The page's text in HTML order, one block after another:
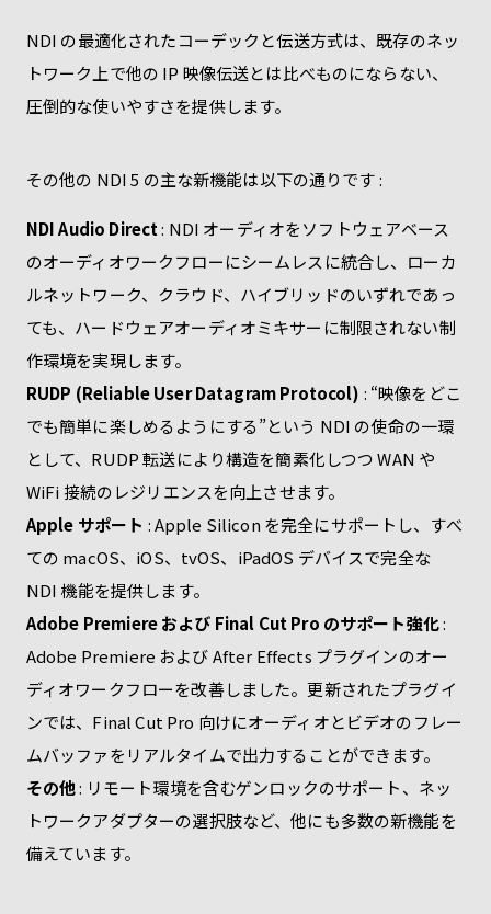
NDI の最適化されたコーデックと伝送方式は、既存のネッ
トワーク上で他の IP 映像伝送とは比べものにならない、
圧倒的な使いやすさを提供します。
その他の NDI 5 の主な新機能は以下の通りです :
NDI Audio Direct: NDI オーディオをソフトウェアベース
のオーディオワークフローにシームレスに統合し、ローカ
ルネットワーク、クラウド、ハイブリッドのいずれであっ
ても、ハードウェアオーディオミキサーに制限されない制
作環境を実現します。
RUDP (Reliable User Datagram Protocol) : “映像をどこ
でも簡単に楽しめるようにする”という NDI の使命の一環
として、RUDP 転送により構造を簡素化しつつ WAN や
WiFi 接続のレジリエンスを向上させます。
Apple サポート : Apple Silicon を完全にサポートし、すべ
ての macOS、iOS、tvOS、iPadOS デバイスで完全な
NDI 機能を提供します。
Adobe Premiere および Final Cut Pro のサポート強化:
Adobe Premiere および After Effects プラグインのオー
ディオワークフローを改善しました。更新されたプラグイ
ンでは、Final Cut Pro 向けにオーディオとビデオのフレー
ムバッファをリアルタイムで出力することができます。
その他: リモート環境を含むゲンロックのサポート、ネッ
トワークアダプターの選択肢など、他にも多数の新機能を
備えています。